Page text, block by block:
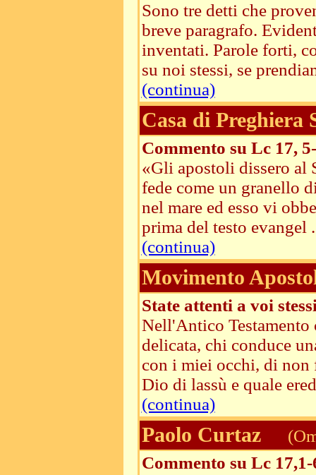
Sono tre detti che
breve paragrafo.
inventati. Parole forti,
su noi stessi, se
(continua)
Casa di Preghiera
Commento su Lc 17,
«Gli apostoli dissero al
fede come un granello
nel mare ed esso vi
prima del testo evangel
(continua)
Movimento
State attenti a voi
Nell'Antico Testamento
delicata, chi conduce
con i miei occhi, di non
Dio di lassù e quale
(continua)
Paolo Curtaz
Commento su Lc 17,1-